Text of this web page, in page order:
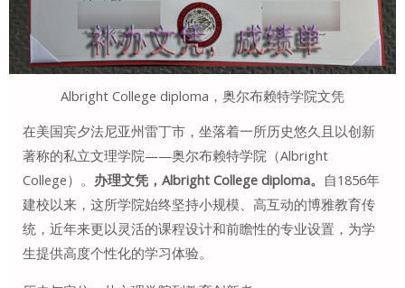
Albright College diploma，奥尔布赖特学院文凭
在美国宾夕法尼亚州雷丁市，坐落着一所历史悠久且以创新
著称的私立文理学院——奥尔布赖特学院（Albright
College）。 办理文凭，Albright College diploma。 自1856年
建校以来，这所学院始终坚持小规模、高互动的博雅教育传
统，近年来更以灵活的课程设计和前瞻性的专业设置，为学
生提供高度个性化的学习体验。